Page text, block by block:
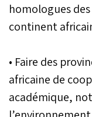
homologues
continent
• Faire des
africaine de
académique,